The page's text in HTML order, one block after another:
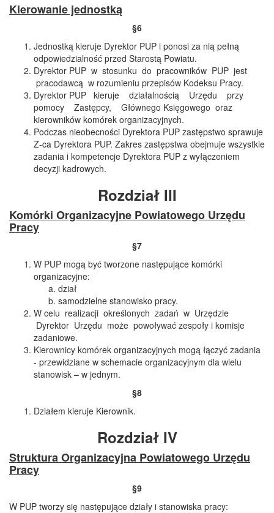
Kierowanie jednostką
§6
Jednostką kieruje Dyrektor PUP i ponosi za nią pełną
odpowiedzialność przed Starostą Powiatu.
Dyrektor PUP w stosunku do pracowników PUP jest
pracodawcą w rozumieniu przepisów Kodeksu Pracy.
Dyrektor PUP kieruje działalnością Urzędu przy
pomocy Zastępcy, Głównego Księgowego oraz
kierowników komórek organizacyjnych.
Podczas nieobecności Dyrektora PUP zastępstwo sprawuje
Z-ca Dyrektora PUP. Zakres zastępstwa obejmuje wszystkie
zadania i kompetencje Dyrektora PUP z wyłączeniem
decyzji kadrowych.
Rozdział III
Komórki Organizacyjne Powiatowego Urzędu
Pracy
§7
W PUP mogą być tworzone następujące komórki
organizacyjne:
dział
samodzielne stanowisko pracy.
W celu realizacji określonych zadań w Urzędzie
Dyrektor Urzędu może powoływać zespoły i komisje
zadaniowe.
Kierownicy komórek organizacyjnych mogą łączyć zadania
- przewidziane w schemacie organizacyjnym dla wielu
stanowisk – w jednym.
§8
Działem kieruje Kierownik.
Rozdział IV
Struktura Organizacyjna Powiatowego Urzędu
Pracy
§9
W PUP tworzy się następujące działy i stanowiska pracy: